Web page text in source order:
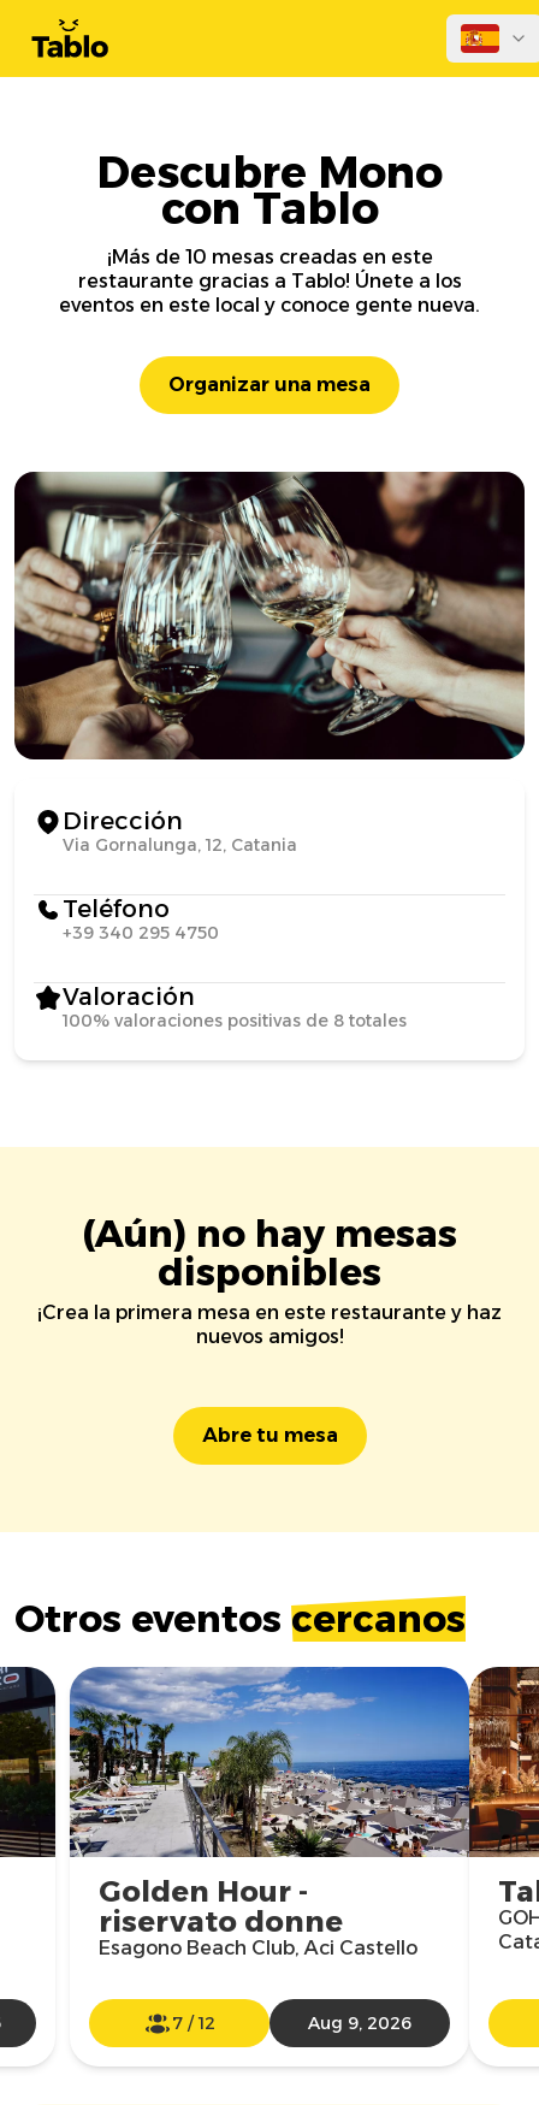
Descubre Mono
con Tablo
¡Más de 10 mesas creadas en este
restaurante gracias a Tablo! Únete a los
eventos en este local y conoce gente nueva.
Organizar una mesa
Dirección
Via Gornalunga, 12, Catania
Teléfono
+39 340 295 4750
Valoración
100% valoraciones positivas de 8 totales
(Aún) no hay mesas
disponibles
¡Crea la primera mesa en este restaurante y haz
nuevos amigos!
Abre tu mesa
Otros eventos cercanos
Golden Hour -
riservato donne
Esagono Beach Club, Aci Castello
7 /12 Aug 9, 2026